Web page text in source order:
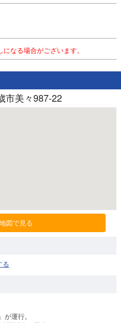
なる場合がございます。
市美々987-22
図で見る
る
運行。